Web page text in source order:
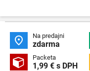
 Na predajni
zdarma
 Packeta
1,99 € s DPH